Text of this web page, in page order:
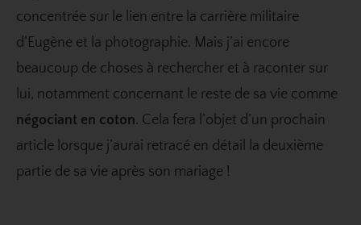
concentrée sur le lien entre la carrière militaire
d’Eugène et la photographie. Mais j’ai encore
beaucoup de choses à rechercher et à raconter sur
lui, notamment concernant le reste de sa vie comme
négociant en coton. Cela fera l’objet d’un prochain
article lorsque j’aurai retracé en détail la deuxième
partie de sa vie après son mariage !